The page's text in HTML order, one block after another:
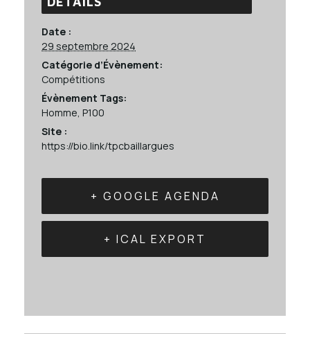
Date :
29 septembre 2024
Catégorie d’Évènement:
Compétitions
Évènement Tags:
Homme, P100
Site :
https://bio.link/tpcbaillargues
+ GOOGLE AGENDA
+ ICAL EXPORT